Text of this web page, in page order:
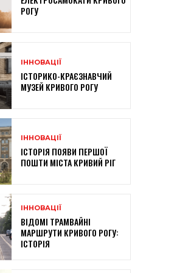
РОГУ
ІННОВАЦІЇ
ІСТОРИКО-КРАЄЗНАВЧИЙ
МУЗЕЙ КРИВОГО РОГУ
ІННОВАЦІЇ
ІСТОРІЯ ПОЯВИ ПЕРШОЇ
ПОШТИ МІСТА КРИВИЙ РІГ
ІННОВАЦІЇ
ВІДОМІ ТРАМВАЙНІ
МАРШРУТИ КРИВОГО РОГУ:
ІСТОРІЯ